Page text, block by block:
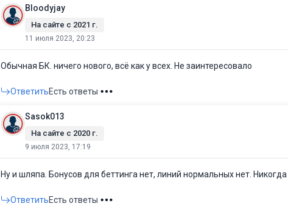
Bloodyjay
На сайте c 2021 г.
11 июля 2023, 20:23
Обычная БК. ничего нового, всё как у всех. Не заинтересовало
ОтветитьЕсть ответы
Sasok013
На сайте c 2020 г.
9 июля 2023, 17:19
Ну и шляпа. Бонусов для беттинга нет, линий нормальных нет.
ОтветитьЕсть ответы